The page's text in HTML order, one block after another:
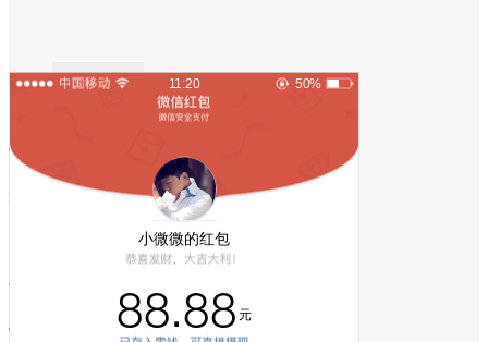
11:20 50%
小微微的红包
88.88 元
外观设置
信号强度：
运营商：
手机时间：
锁定旋转： 显示 不显示